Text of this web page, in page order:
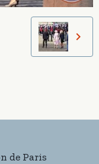
de Paris